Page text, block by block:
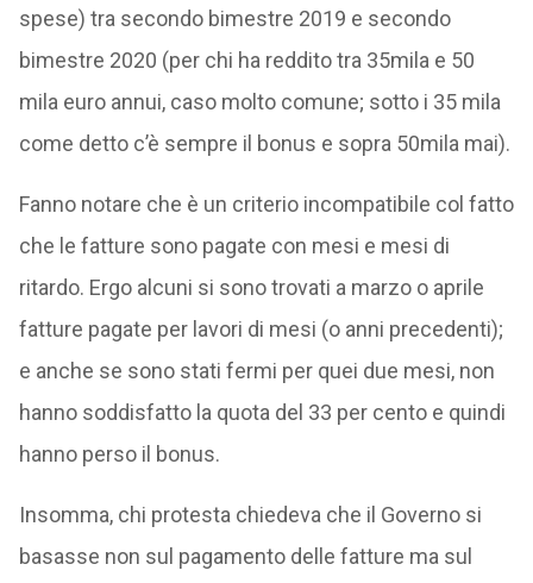
spese) tra secondo bimestre 2019 e secondo
bimestre 2020 (per chi ha reddito tra 35mila e 50
mila euro annui, caso molto comune; sotto i 35 mila
come detto c’è sempre il bonus e sopra 50mila mai).
Fanno notare che è un criterio incompatibile col fatto
che le fatture sono pagate con mesi e mesi di
ritardo. Ergo alcuni si sono trovati a marzo o aprile
fatture pagate per lavori di mesi (o anni precedenti);
e anche se sono stati fermi per quei due mesi, non
hanno soddisfatto la quota del 33 per cento e quindi
hanno perso il bonus.
Insomma, chi protesta chiedeva che il Governo si
basasse non sul pagamento delle fatture ma sul